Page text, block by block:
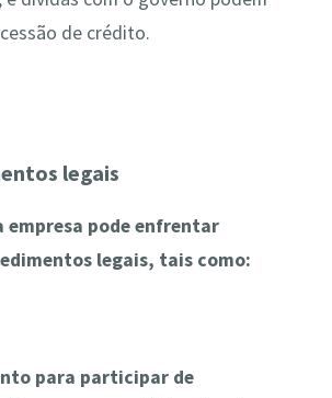
de crédito.
legais
empresa pode enfrentar
legais, tais como:
para participar de